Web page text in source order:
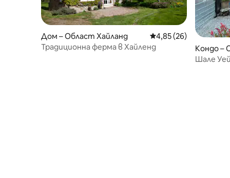
Дом – Област Хайланд Средна оценка: 4,85
4,85 (26)
Традиционна ферма в Хайленд
Кондо –
Шале